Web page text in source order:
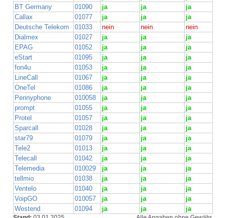
BT Germany
01090 ja ja
ja
Callax
01077 ja ja
ja
Deutsche Telekom
01033 nein nein
nein
Dialmex
01027 ja ja
ja
EPAG
01052 ja ja
ja
eStart
01095 ja ja
ja
fon4u
01053 ja ja
ja
LineCall
01067 ja ja
ja
OneTel
01086 ja ja
ja
Pennyphone
010058 ja ja
ja
prompt
01055 ja ja
ja
Protel
01057 ja ja
ja
Sparcall
01028 ja ja
ja
star79
01079 ja ja
ja
Tele2
01013 ja ja
ja
Telecall
01042 ja ja
ja
Telemedia
010029 ja ja
ja
tellmio
01038 ja ja
ja
Ventelo
01040 ja ja
ja
VoipGO
010057 ja ja
ja
Westend
01094 ja ja ja